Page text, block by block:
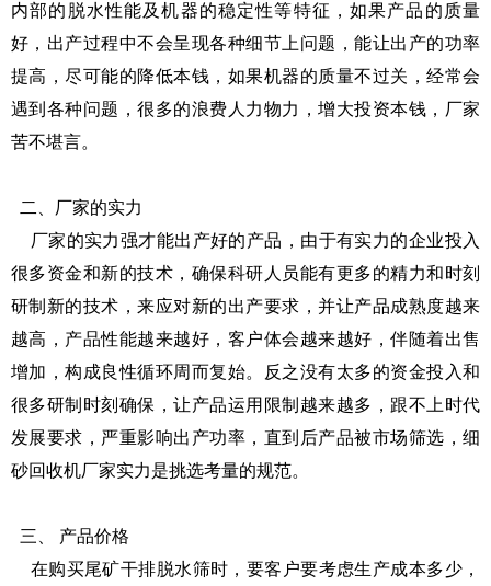
内部的脱水性能及机器的稳定性等特征，如果产品的质量
好，出产过程中不会呈现各种细节上问题，能让出产的功率
提高，尽可能的降低本钱，如果机器的质量不过关，经常会
遇到各种问题，很多的浪费人力物力，增大投资本钱，厂家
苦不堪言。
二、厂家的实力
厂家的实力强才能出产好的产品，由于有实力的企业投入
很多资金和新的技术，确保科研人员能有更多的精力和时刻
研制新的技术，来应对新的出产要求，并让产品成熟度越来
越高，产品性能越来越好，客户体会越来越好，伴随着出售
增加，构成良性循环周而复始。反之没有太多的资金投入和
很多研制时刻确保，让产品运用限制越来越多，跟不上时代
发展要求，严重影响出产功率，直到后产品被市场筛选，细
砂回收机厂家实力是挑选考量的规范。
三、 产品价格
在购买尾矿干排脱水筛时，要客户要考虑生产成本多少，